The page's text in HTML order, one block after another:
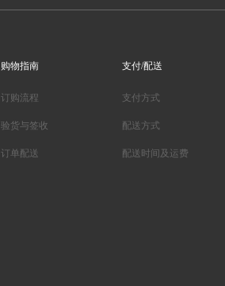
购物指南
订购流程
验货与签收
订单配送
支付/配送
支付方式
配送方式
配送时间及运费